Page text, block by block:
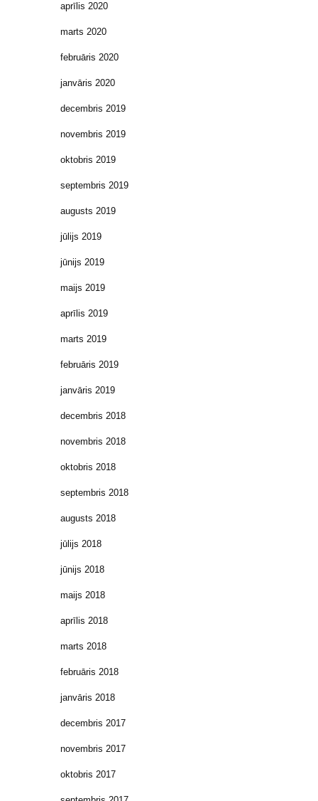
aprīlis 2020
marts 2020
februāris 2020
janvāris 2020
decembris 2019
novembris 2019
oktobris 2019
septembris 2019
augusts 2019
jūlijs 2019
jūnijs 2019
maijs 2019
aprīlis 2019
marts 2019
februāris 2019
janvāris 2019
decembris 2018
novembris 2018
oktobris 2018
septembris 2018
augusts 2018
jūlijs 2018
jūnijs 2018
maijs 2018
aprīlis 2018
marts 2018
februāris 2018
janvāris 2018
decembris 2017
novembris 2017
oktobris 2017